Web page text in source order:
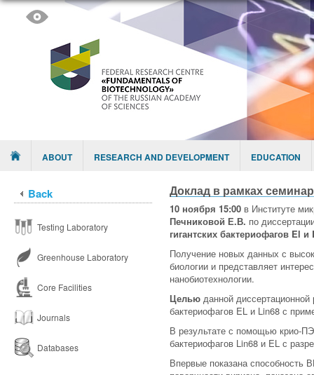
Menu ABOUT RESEARCH AND DEVELOPMENT EDUCATION
Back
Testing Laboratory
Greenhouse Laboratory
Core Facilities
Journals
Databases
Доклад в рамках
10 ноября 15:00 в Институте
Печниковой Е.В. по
гигантских бактериофагов El
Получение новых данных с
биологии и представляет
нанобиотехнологии.
Целью данной
бактериофагов EL и Lin68 с
В результате с помощью крио-
бактериофагов Lin68 и EL с
Впервые показана способность